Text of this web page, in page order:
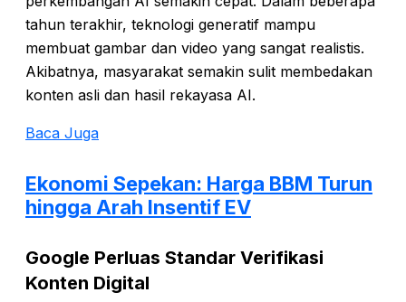
tahun terakhir, teknologi generatif mampu
membuat gambar dan video yang sangat realistis.
Akibatnya, masyarakat semakin sulit membedakan
konten asli dan hasil rekayasa AI.
Baca Juga
Ekonomi Sepekan: Harga BBM Turun
hingga Arah Insentif EV
Google Perluas Standar Verifikasi
Konten Digital